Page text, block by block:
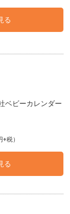
る
ベビーカレンダー
税）
る